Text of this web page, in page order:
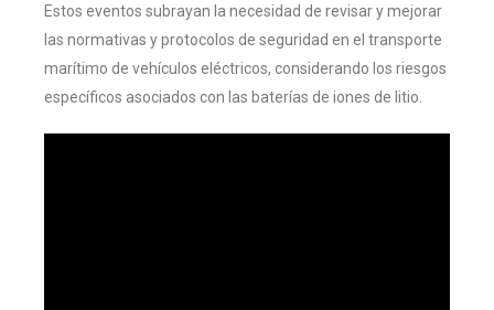
Estos eventos subrayan la necesidad de revisar y mejorar
las normativas y protocolos de seguridad en el transporte
marítimo de vehículos eléctricos, considerando los riesgos
específicos asociados con las baterías de iones de litio.